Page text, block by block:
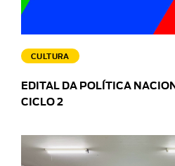
CULTURA
EDITAL DA POLÍTICA
CICLO 2